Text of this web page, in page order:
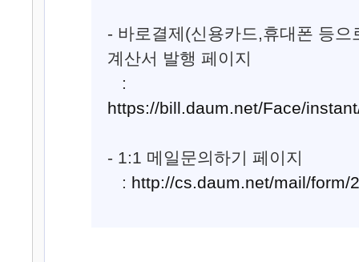
- 바로결제(신용카드,휴대폰 등으
계산서 발행 페이지
:
https://bill.daum.net/Face/
- 1:1 메일문의하기 페이지
: http://cs.daum.net/mail/form/